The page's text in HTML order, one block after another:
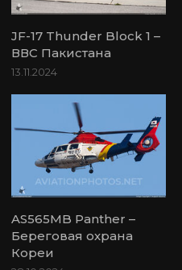
JF-17 Thunder Block 1 –
ВВС Пакистана
13.11.2024
AS565MB Panther –
Береговая охрана
Кореи